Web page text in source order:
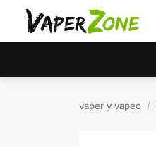
Saltar
contenido
vaper y vapeo /